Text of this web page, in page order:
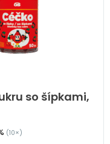
so šípkami,
(10×)